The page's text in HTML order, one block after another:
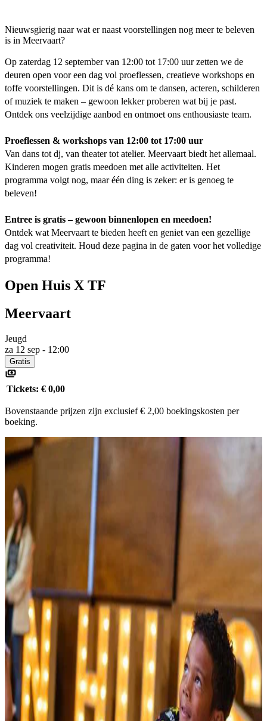
Nieuwsgierig naar wat er naast voorstellingen nog meer te beleven
is in Meervaart?
Op zaterdag 12 september van 12:00 tot 17:00 uur zetten we de
deuren open voor een dag vol proeflessen, creatieve workshops en
toffe voorstellingen. Dit is dé kans om te dansen, acteren, schilderen
of muziek te maken – gewoon lekker proberen wat bij je past.
Ontdek ons veelzijdige aanbod en ontmoet ons enthousiaste team.
Proeflessen & workshops van 12:00 tot 17:00 uur
Van dans tot dj, van theater tot atelier. Meervaart biedt het allemaal.
Kinderen mogen gratis meedoen met alle activiteiten. Het
programma volgt nog, maar één ding is zeker: er is genoeg te
beleven!
Entree is gratis – gewoon binnenlopen en meedoen!
Ontdek wat Meervaart te bieden heeft en geniet van een gezellige
dag vol creativiteit. Houd deze pagina in de gaten voor het volledige
programma!
Open Huis X TF
Meervaart
Jeugd
za 12 sep - 12:00
Gratis
Tickets: € 0,00
Bovenstaande prijzen zijn exclusief € 2,00 boekingskosten per
boeking.